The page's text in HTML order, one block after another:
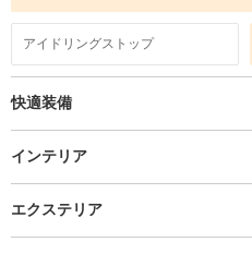
アイドリングストップ
快適装備
インテリア
エクステリア